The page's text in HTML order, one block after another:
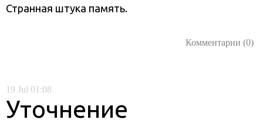
Странная штука память.
Комментарии (0)
19 Jul 01:08
Уточнение